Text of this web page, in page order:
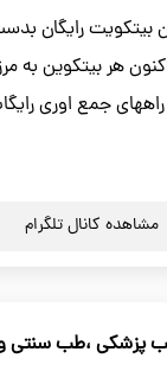
بیتکویت رایگان
جمع اوری
مشاهده کانال تلگرام
پزشکی ،طب سنتی